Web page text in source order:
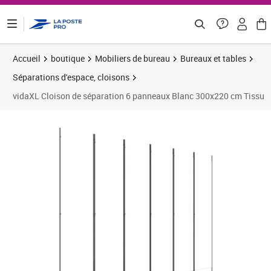
Accueil boutique Mobiliers de bureau
Bureaux et tables
Séparations d'espace, cloisons
vidaXL Cloison de séparation 6 panneaux Blanc 300x220 cm Tissu